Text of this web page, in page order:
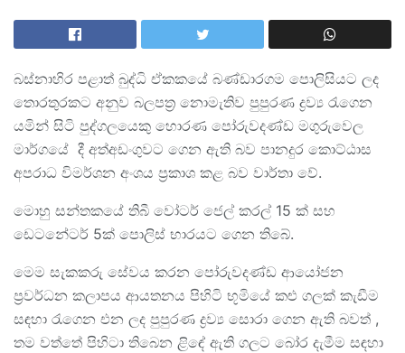
බස්නාහිර පළාත් බුද්ධි ඒකකයේ බණ්ඩාරගම පොලිසියට ලද
තොරතුරකට අනුව බලපත්‍ර නොමැතිව පුපුරණ ද්‍රව්‍ය රැගෙන
යමින් සිටි පුද්ගලයෙකු හොරණ පෝරුවදණ්ඩ මගුරුවෙල
මාර්ගයේ දී අත්අඩංගුවට ගෙන ඇති බව පානදුර කොට්ඨාස
අපරාධ විමර්ශන අංශය ප්‍රකාශ කළ බව වාර්තා වේ.
මොහු සන්තකයේ තිබී වෝටර් ජෙල් කරල් 15 ක් සහ
ඩෙටනේටර් 5ක් පොලිස් භාරයට ගෙන තිබේ.
මෙම සැකකරු සේවය කරන පෝරුවදණ්ඩ ආයෝජන
ප්‍රවර්ධන කලාපය ආයතනය පිහිටි භූමියේ කළු ගලක් කැඩීම
සඳහා රැගෙන එන ලද පුපුරණ ද්‍රව්‍ය සොරා ගෙන ඇති බවත් ,
තම වත්තේ පිහිටා තිබෙන ළිඳේ ඇති ගලට බෝර දැමීම සඳහා